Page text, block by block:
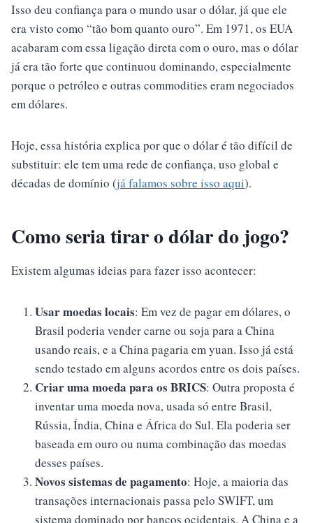
Isso deu confiança para o mundo usar o dólar, já que ele
era visto como “tão bom quanto ouro”. Em 1971, os EUA
acabaram com essa ligação direta com o ouro, mas o dólar
já era tão forte que continuou dominando, especialmente
porque o petróleo e outras commodities eram negociados
em dólares.
Hoje, essa história explica por que o dólar é tão difícil de
substituir: ele tem uma rede de confiança, uso global e
décadas de domínio (já falamos sobre isso aqui).
Como seria tirar o dólar do jogo?
Existem algumas ideias para fazer isso acontecer:
Usar moedas locais: Em vez de pagar em dólares, o
Brasil poderia vender carne ou soja para a China
usando reais, e a China pagaria em yuan. Isso já está
sendo testado em alguns acordos entre os dois países.
Criar uma moeda para os BRICS: Outra proposta é
inventar uma moeda nova, usada só entre Brasil,
Rússia, Índia, China e África do Sul. Ela poderia ser
baseada em ouro ou numa combinação das moedas
desses países.
Novos sistemas de pagamento: Hoje, a maioria das
transações internacionais passa pelo SWIFT, um
sistema dominado por bancos ocidentais. A China e a